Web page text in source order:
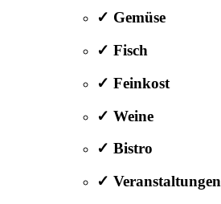
✓ Gemüse
✓ Fisch
✓ Feinkost
✓ Weine
✓ Bistro
✓ Veranstaltungen